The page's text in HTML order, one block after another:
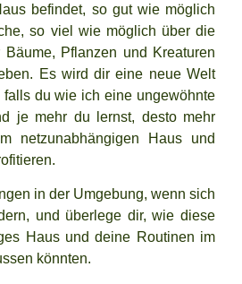
befindet, so gut wie möglich
so viel wie möglich über die
Pflanzen und Kreaturen
Es wird dir eine neue Welt
falls du wie ich eine ungewöhnte
je mehr du lernst, desto mehr
netzunabhängigen Haus und
in der Umgebung, wenn sich
und überlege dir, wie diese
Haus und deine Routinen im
könnten.